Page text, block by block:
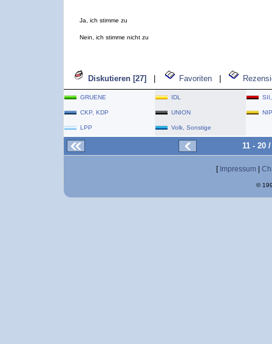
Ja, ich stimme zu
Nein, ich stimme nicht zu
Diskutieren [27] Favoriten
GRUENE IDL
CKP, KDP UNION NIP
LPP Volk, Sonstige
11 - 20
[ Impressum
©